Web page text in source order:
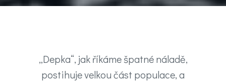
nálady„Depka“, jak říkáme špatné náladě,
postihuje velkou část populace, a